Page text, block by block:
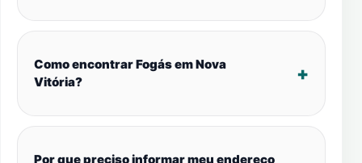
Como encontrar Fogás em Nova
Vitória?
Por que preciso informar meu endereço